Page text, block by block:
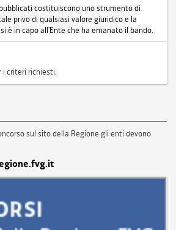
costituiscono uno strumento di
privo di qualsiasi valore giuridico e la
è in capo all'Ente che ha emanato il bando.
i criteri richiesti.
sul sito della Regione gli enti devono